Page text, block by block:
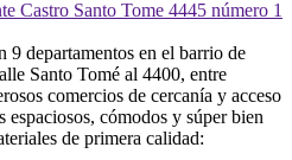
departamentos en el barrio de
Santo Tomé al 4400, entre
comercios de cercanía y acceso
cómodos y súper bien
de primera calidad: